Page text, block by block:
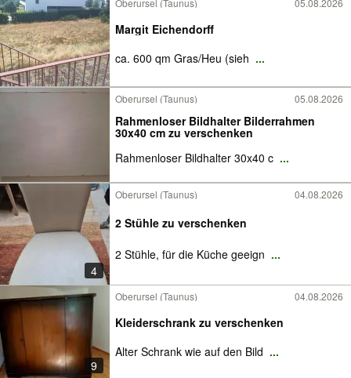
Oberursel (Taunus) 05.08.2026
Margit Eichendorff
ca. 600 qm Gras/Heu (sieh ...
Oberursel (Taunus) 05.08.2026
Rahmenloser Bildhalter Bilderrahmen
30x40 cm zu verschenken
Rahmenloser Bildhalter 30x40 c ...
4
Oberursel (Taunus) 04.08.2026
2 Stühle zu verschenken
2 Stühle, für die Küche geeign ...
9
Oberursel (Taunus) 04.08.2026
Kleiderschrank zu verschenken
Alter Schrank wie auf den Bild ...